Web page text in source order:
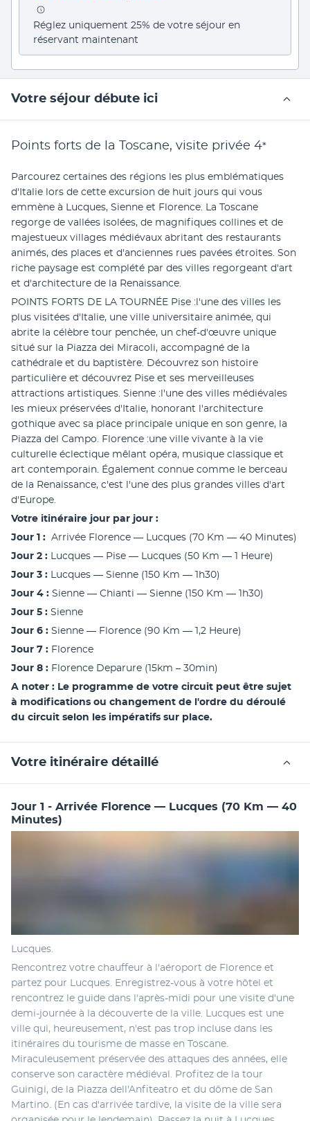
Réglez uniquement 25% de votre séjour en
réservant maintenant
Votre séjour débute ici
Points forts de la Toscane, visite privée 4*
Parcourez certaines des régions les plus emblématiques
d'Italie lors de cette excursion de huit jours qui vous
emmène à Lucques, Sienne et Florence. La Toscane
regorge de vallées isolées, de magnifiques collines et de
majestueux villages médiévaux abritant des restaurants
animés, des places et d'anciennes rues pavées étroites. Son
riche paysage est complété par des villes regorgeant d'art
et d'architecture de la Renaissance.
POINTS FORTS DE LA TOURNÉE Pise :l'une des villes les
plus visitées d'Italie, une ville universitaire animée, qui
abrite la célèbre tour penchée, un chef-d'œuvre unique
situé sur la Piazza dei Miracoli, accompagné de la
cathédrale et du baptistère. Découvrez son histoire
particulière et découvrez Pise et ses merveilleuses
attractions artistiques. Sienne :l'une des villes médiévales
les mieux préservées d'Italie, honorant l'architecture
gothique avec sa place principale unique en son genre, la
Piazza del Campo. Florence :une ville vivante à la vie
culturelle éclectique mêlant opéra, musique classique et
art contemporain. Également connue comme le berceau
de la Renaissance, c'est l'une des plus grandes villes d'art
d'Europe.
Votre itinéraire jour par jour :
Jour 1 : Arrivée Florence — Lucques (70 Km — 40 Minutes)
Jour 2 : Lucques — Pise — Lucques (50 Km — 1 Heure)
Jour 3 : Lucques — Sienne (150 Km — 1h30)
Jour 4 : Sienne — Chianti — Sienne (150 Km — 1h30)
Jour 5 : Sienne
Jour 6 : Sienne — Florence (90 Km — 1,2 Heure)
Jour 7 : Florence
Jour 8 : Florence Deparure (15km – 30min)
A noter : Le programme de votre circuit peut être sujet
à modifications ou changement de l'ordre du déroulé
du circuit selon les impératifs sur place.
Votre itinéraire détaillé
Jour 1 - Arrivée Florence — Lucques (70 Km — 40
Minutes)
Lucques.
Rencontrez votre chauffeur à l'aéroport de Florence et
partez pour Lucques. Enregistrez-vous à votre hôtel et
rencontrez le guide dans l'après-midi pour une visite d'une
demi-journée à la découverte de la ville. Lucques est une
ville qui, heureusement, n'est pas trop incluse dans les
itinéraires du tourisme de masse en Toscane.
Miraculeusement préservée des attaques des années, elle
conserve son caractère médiéval. Profitez de la tour
Guinigi, de la Piazza dell'Anfiteatro et du dôme de San
Martino. (En cas d'arrivée tardive, la visite de la ville sera